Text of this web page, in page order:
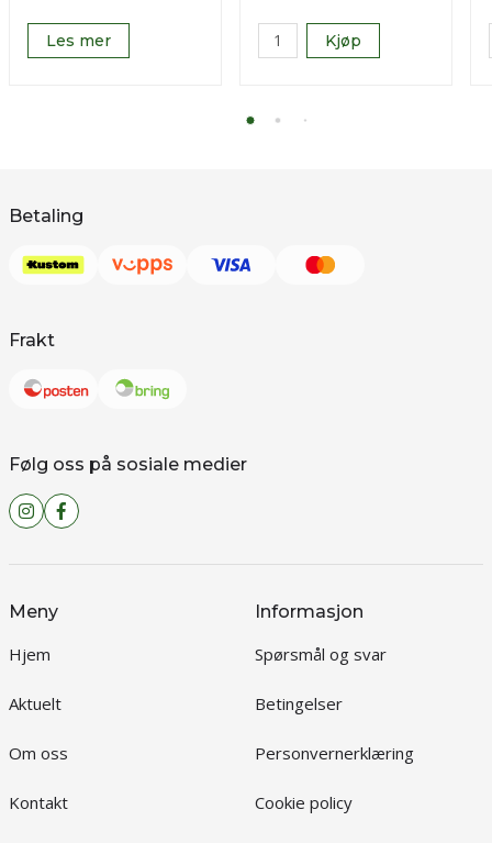
Les mer Kjøp
Betaling
Frakt
Følg oss på sosiale medier
Meny
Hjem
Aktuelt
Om oss
Kontakt
Informasjon
Spørsmål og svar
Betingelser
Personvernerklæring
Cookie policy